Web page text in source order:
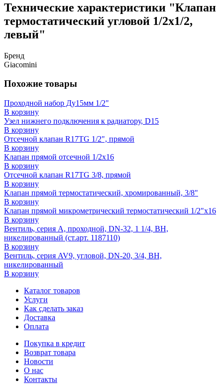
Технические характеристики "Клапан
термостатический угловой 1/2x1/2,
левый"
Бренд
Giacomini
Похожие товары
Проходной набор Ду15мм 1/2"
В корзину
Узел нижнего подключения к радиатору, D15
В корзину
Отсечной клапан R17TG 1/2", прямой
В корзину
Клапан прямой отсечной 1/2x16
В корзину
Отсечной клапан R17TG 3/8, прямой
В корзину
Клапан прямой термостатический, хромированный, 3/8"
В корзину
Клапан прямой микрометрический термостатический 1/2"x16
В корзину
Вентиль, серия A, проходной, DN-32, 1 1/4, ВН,
никелированный (ст.арт. 1187110)
В корзину
Вентиль, серия AV9, угловой, DN-20, 3/4, ВН,
никелированный
В корзину
Каталог товаров
Услуги
Как сделать заказ
Доставка
Оплата
Покупка в кредит
Возврат товара
Новости
О нас
Контакты